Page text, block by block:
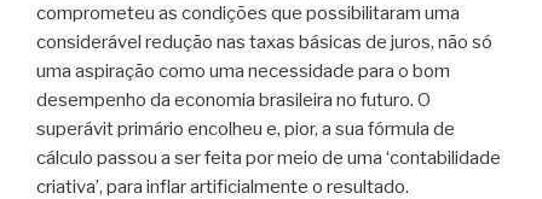
comprometeu as condições que possibilitaram uma
considerável redução nas taxas básicas de juros, não só
uma aspiração como uma necessidade para o bom
desempenho da economia brasileira no futuro. O
superávit primário encolheu e, pior, a sua fórmula de
cálculo passou a ser feita por meio de uma ‘contabilidade
criativa’, para inflar artificialmente o resultado.